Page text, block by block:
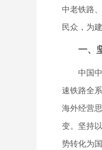
中老铁路
民众，为
一、
中国中铁
速铁路全
海外经营
变。坚持
势转化为